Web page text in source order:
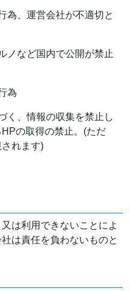
為、運営会社が不適切と
ノなど国内で公開が禁止
為
く、情報の収集を禁止し
の取得の禁止。(ただ
れます)
は利用できないことによ
は責任を負わないものと